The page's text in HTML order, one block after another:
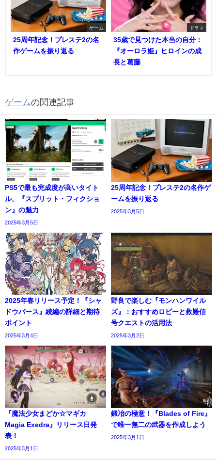
ゲーム
25周年記念！プレステ2の名
作ゲームを振り返る
ドラマ
35歳で見つけた本当の自分：
『オーロラ姫』ヒロインの成
長と葛藤
ゲームの関連記事
PS5で最も完成度が高いタイト
ル、『スプリット・フィクショ
ン』の魅力
2025年3月5日
25周年記念！プレステ2の名作ゲ
ームを振り返る
2025年3月5日
2025年春リリース予定！『シャ
ドウバース』続編の詳細と期待
ポイント
2025年3月4日
野良で楽しむ『モンハンワイル
ズ』：おすすめロビーと救難信
号クエストの活用法
2025年3月2日
『魔法少女まどか☆マギカ
Magia Exedra』リリース日発
表！
2025年3月1日
鍛冶の極意！『Blades of Fire』
で唯一無二の武器を作成しよう
2025年3月1日